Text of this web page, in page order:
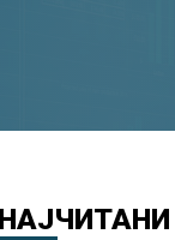
НАЈЧИТАНИ